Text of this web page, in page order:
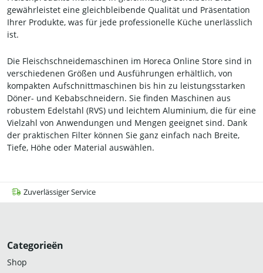
gewährleistet eine gleichbleibende Qualität und Präsentation
Ihrer Produkte, was für jede professionelle Küche unerlässlich
ist.
Die Fleischschneidemaschinen im Horeca Online Store sind in
verschiedenen Größen und Ausführungen erhältlich, von
kompakten Aufschnittmaschinen bis hin zu leistungsstarken
Döner- und Kebabschneidern. Sie finden Maschinen aus
robustem Edelstahl (RVS) und leichtem Aluminium, die für eine
Vielzahl von Anwendungen und Mengen geeignet sind. Dank
der praktischen Filter können Sie ganz einfach nach Breite,
Tiefe, Höhe oder Material auswählen.
Zuverlässiger Service
Categorieën
Shop